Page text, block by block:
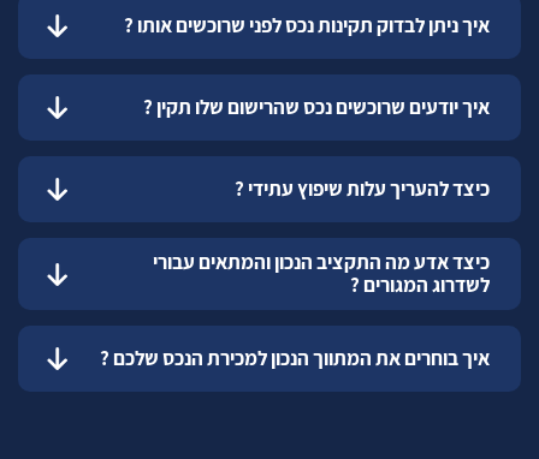
איך ניתן לבדוק תקינות נכס לפני שרוכשים אותו ?
איך יודעים שרוכשים נכס שהרישום שלו תקין ?
כיצד להעריך עלות שיפוץ עתידי ?
כיצד אדע מה התקציב הנכון והמתאים עבורי
לשדרוג המגורים ?
איך בוחרים את המתווך הנכון למכירת הנכס שלכם ?